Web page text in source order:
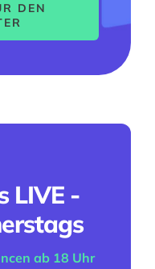
DEN
LIVE -
ab 18 Uhr